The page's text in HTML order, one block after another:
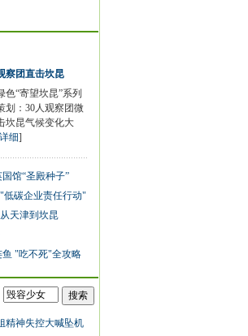
察团直击坎昆
色“寄望坎昆”系列
划：30人观察团微
坎昆气候变化大
详细]
馆“圣殿种子”
低碳企业责任行动"
天津到坎昆
鱼 "吃不死"全攻略
精神失控大喊坠机